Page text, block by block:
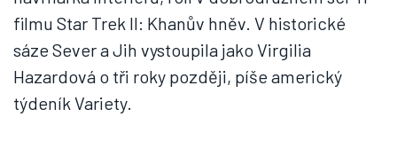
filmu Star Trek II: Khanův hněv. V historické
sáze Sever a Jih vystoupila jako Virgilia
Hazardová o tři roky později, píše americký
týdeník Variety.